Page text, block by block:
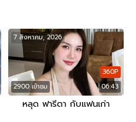
2900 เข้าชม 06:43
360P
7 สิงหาคม, 2026
หลุด ฟารีดา กับแฟนเก่า